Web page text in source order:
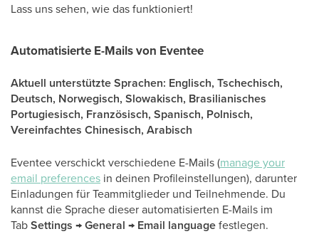
Lass uns sehen, wie das funktioniert!
Automatisierte E-Mails von Eventee
Aktuell unterstützte Sprachen: Englisch, Tschechisch,
Deutsch, Norwegisch, Slowakisch, Brasilianisches
Portugiesisch, Französisch, Spanisch, Polnisch,
Vereinfachtes Chinesisch, Arabisch
Eventee verschickt verschiedene E-Mails (manage your
email preferences in deinen Profileinstellungen), darunter
Einladungen für Teammitglieder und Teilnehmende. Du
kannst die Sprache dieser automatisierten E-Mails im
TabSettings → General → Email languagefestlegen.